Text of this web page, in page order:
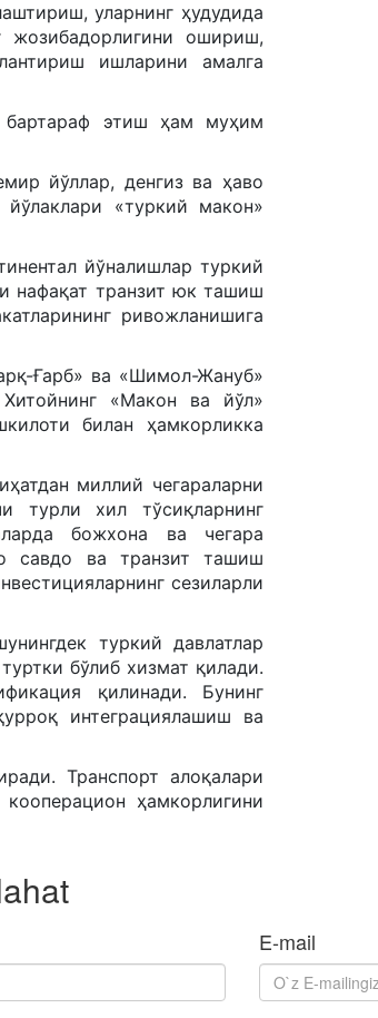
уларнинг ҳудудида
жозибадорлигини ошириш,
ишларини амалга
бартараф этиш ҳам муҳим
йўллар, денгиз ва ҳаво
«туркий макон»
йўналишлар туркий
нафақат транзит юк ташиш
ривожланишига
Ғарб» ва «Шимол-Жануб»
Хитойнинг «Макон ва йўл»
билан ҳамкорликка
миллий чегараларни
турли хил тўсиқларнинг
божхона ва чегара
савдо ва транзит ташиш
сезиларли
туркий давлатлар
бўлиб хизмат қилади.
қилинади. Бунинг
интеграциялашиш ва
Транспорт алоқалари
ҳамкорлигини
E-mail